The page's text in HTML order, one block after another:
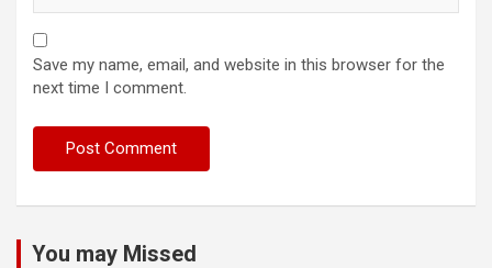
Save my name, email, and website in this browser for the
next time I comment.
You may Missed